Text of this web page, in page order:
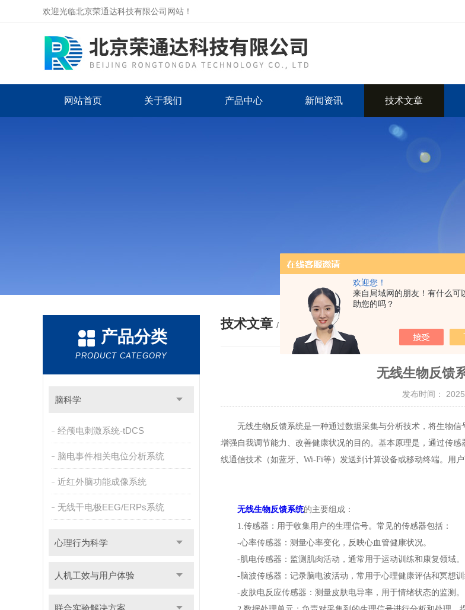
欢迎您！
来自局域网的朋友！有什么可
助您的吗？
欢迎光临北京荣通达科技有限公司网站！
网站首页 关于我们 产品中心 新闻资讯 技术文章
产品分类
PRODUCT CATEGORY
脑科学
经颅电刺激系统-tDCS
脑电事件相关电位分析系统
近红外脑功能成像系统
无线干电极EEG/ERPs系统
心理行为科学
人机工效与用户体验
联合实验解决方案
技术文章 / ARTICLE
无线生物反馈
发布时间：
无线生物反馈系统是一种通过数据采集与分析技术，将生物信
增强自我调节能力、改善健康状况的目的。基本原理是，通过传
线通信技术（如蓝牙、Wi-Fi等）发送到计算设备或移动终端。用
无线生物反馈系统的主要组成：
1.传感器：用于收集用户的生理信号。常见的传感器包括：
-心率传感器：测量心率变化，反映心血管健康状况。
-肌电传感器：监测肌肉活动，通常用于运动训练和康复领域。
-脑波传感器：记录脑电波活动，常用于心理健康评估和冥想训
-皮肤电反应传感器：测量皮肤电导率，用于情绪状态的监测。